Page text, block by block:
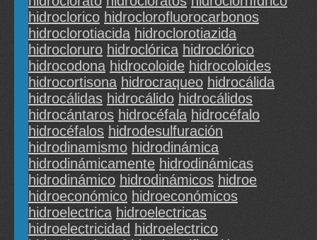
hidroclorico hidroclorofluorocarbonos
hidroclorotiacida hidroclorotiazida
hidrocloruro hidroclórica hidroclórico
hidrocodona hidrocoloide hidrocoloides
hidrocortisona hidrocraqueo hidrocálida
hidrocálidas hidrocálido hidrocálidos
hidrocántaros hidrocéfala hidrocéfalo
hidrocéfalos hidrodesulfuración
hidrodinamismo hidrodinámica
hidrodinámicamente hidrodinámicas
hidrodinámico hidrodinámicos hidroe
hidroeconómico hidroeconómicos
hidroelectrica hidroelectricas
hidroelectricidad hidroelectrico